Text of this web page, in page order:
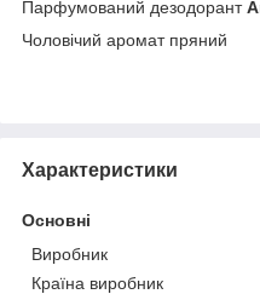
Парфумований дезодорант
Чоловічий аромат пряний
Характеристики
Основні
Виробник
Країна виробник